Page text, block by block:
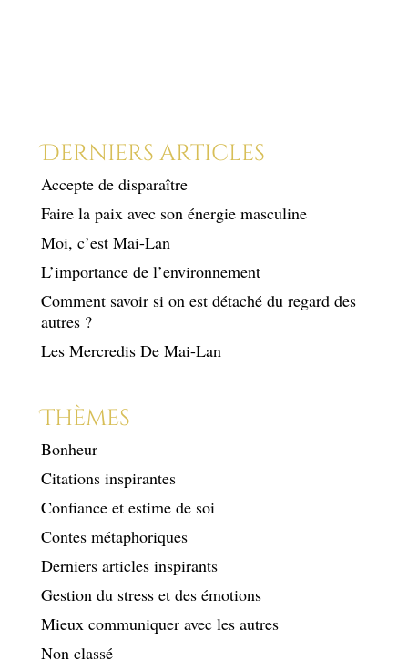
Derniers articles
Accepte de disparaître
Faire la paix avec son énergie masculine
Moi, c’est Mai-Lan
L’importance de l’environnement
Comment savoir si on est détaché du regard des
autres ?
Les Mercredis De Mai-Lan
Thèmes
Bonheur
Citations inspirantes
Confiance et estime de soi
Contes métaphoriques
Derniers articles inspirants
Gestion du stress et des émotions
Mieux communiquer avec les autres
Non classé